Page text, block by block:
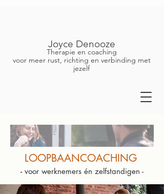
Joyce Denooze
Therapie en coaching
voor meer rust, richting en verbinding met
jezelf
LOOPBAANCOACHING
- voor werknemers én zelfstandigen -